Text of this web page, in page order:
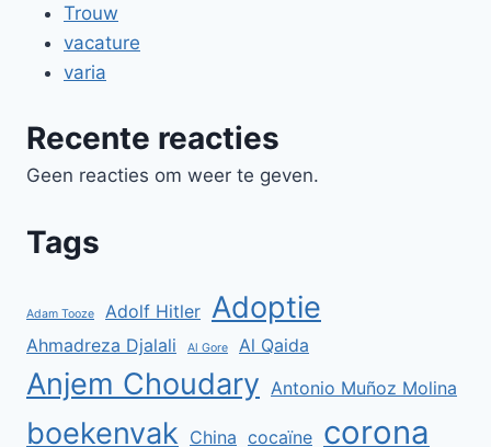
Trouw
vacature
varia
Recente reacties
Geen reacties om weer te geven.
Tags
Adam Tooze Adolf Hitler Adoptie
Ahmadreza Djalali Al Gore Al Qaida
Anjem Choudary Antonio Muñoz Molina
boekenvak China cocaïne corona